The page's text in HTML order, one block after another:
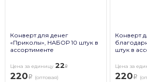
Конверт для денег
«Приколы», НАБОР 10 штук в
ассортименте
Цена за единицу 22
220 (оптовая)
Конверт
штук в
Цена за
220